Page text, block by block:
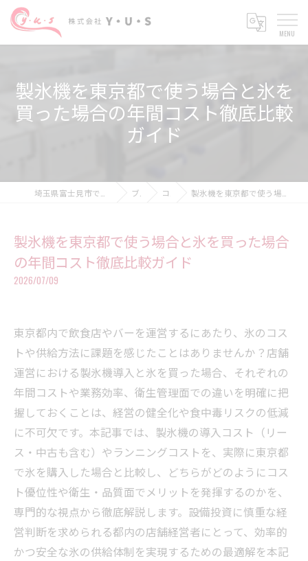
製氷機を東京都で使う場合と氷を
買った場合の年間コスト徹底比較
ガイド
ブログ コラム 製氷機を東京都で使う場合と氷を買った場合の年間コスト徹底比較ガイド
製氷機を東京都で使う場合と氷を買った場合
の年間コスト徹底比較ガイド
2026/07/09
東京都内で飲食店やバーを運営するにあたり、氷のコス
トや供給方法に課題を感じたことはありませんか？店舗
運営における製氷機導入と氷を買った場合、それぞれの
年間コストや業務効率、衛生管理面での違いを明確に把
握しておくことは、経営の健全化や食中毒リスクの低減
に不可欠です。本記事では、製氷機の導入コスト（リー
ス・中古も含む）やランニングコストを、実際に東京都
で氷を購入した場合と比較し、どちらがどのようにコス
ト優位性や衛生・品質面でメリットを発揮するのかを、
専門的な視点から徹底解説します。設備投資に慎重な経
営判断を求められる都内の店舗経営者にとって、効率的
かつ安全な氷の供給体制を実現するための最適解を本記